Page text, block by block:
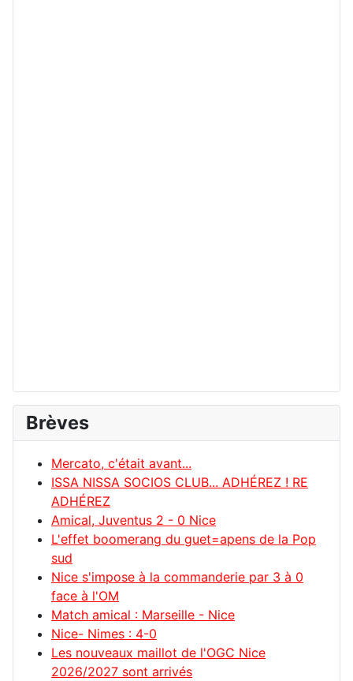
Brèves
Mercato, c'était avant...
ISSA NISSA SOCIOS CLUB... ADHÉREZ ! RE
ADHÉREZ
Amical, Juventus 2 - 0 Nice
L'effet boomerang du guet=apens de la Pop
sud
Nice s'impose à la commanderie par 3 à 0
face à l'OM
Match amical : Marseille - Nice
Nice- Nimes : 4-0
Les nouveaux maillot de l'OGC Nice
2026/2027 sont arrivés